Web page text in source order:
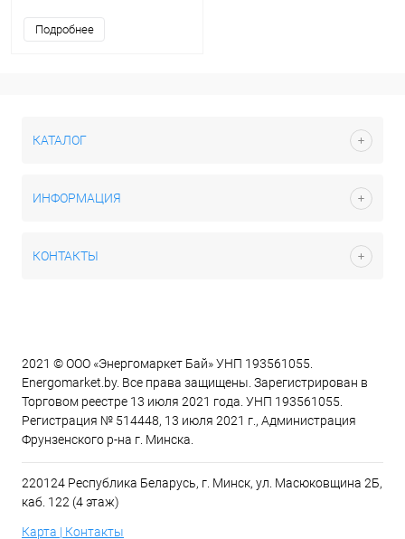
Подробнее
КАТАЛОГ
ИНФОРМАЦИЯ
КОНТАКТЫ
2021 © ООО «Энергомаркет Бай» УНП 193561055.
Energomarket.by. Все права защищены. Зарегистрирован в
Торговом реестре 13 июля 2021 года. УНП 193561055.
Регистрация № 514448, 13 июля 2021 г., Администрация
Фрунзенского р-на г. Минска.
220124 Республика Беларусь, г. Минск, ул. Масюковщина 2Б,
каб. 122 (4 этаж)
Карта | Контакты